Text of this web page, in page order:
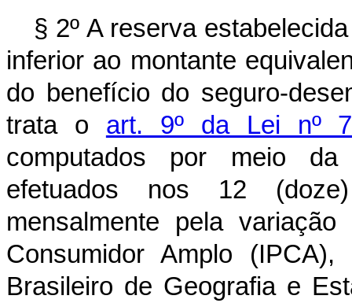
§ 2º A reserva
inferior ao montante
do benefício do seguro-
trata o art. 9º da Lei nº
computados por meio
efetuados nos 12
mensalmente pela
Consumidor Amplo
Brasileiro de Geografia e